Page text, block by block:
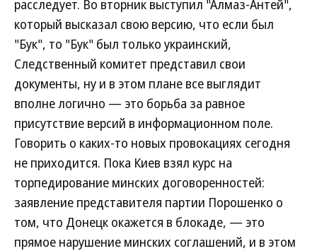
расследует. Во вторник выступил "Алмаз-Антей",
который высказал свою версию, что если был
"Бук", то "Бук" был только украинский,
Следственный комитет представил свои
документы, ну и в этом плане все выглядит
вполне логично — это борьба за равное
присутствие версий в информационном поле.
Говорить о каких-то новых провокациях сегодня
не приходится. Пока Киев взял курс на
торпедирование минских договоренностей:
заявление представителя партии Порошенко о
том, что Донецк окажется в блокаде, — это
прямое нарушение минских соглашений, и в этом